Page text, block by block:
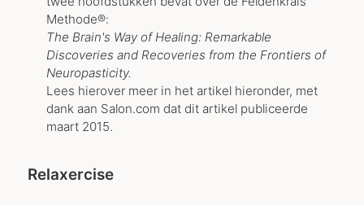
Methode®:
The Brain's Way of Healing: Remarkable
Discoveries and Recoveries from the Frontiers of
Neuropasticity.
Lees hierover meer in het artikel hieronder, met
dank aan Salon.com dat dit artikel publiceerde
maart 2015.
Relaxercise